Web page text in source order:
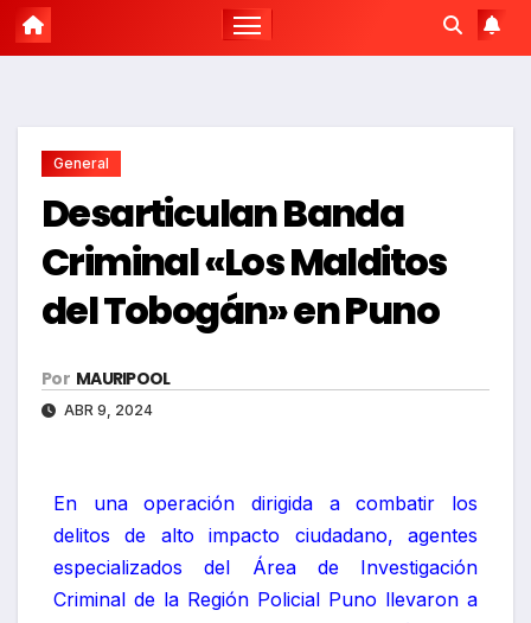
General
Desarticulan Banda
Criminal «Los Malditos
del Tobogán» en Puno
Por MAURIPOOL
ABR 9, 2024
En una operación dirigida a combatir los
delitos de alto impacto ciudadano, agentes
especializados del Área de Investigación
Criminal de la Región Policial Puno llevaron a